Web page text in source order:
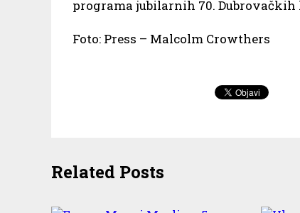
programa jubilarnih 70.
Foto: Press – Malcolm Crowthers
Related Posts